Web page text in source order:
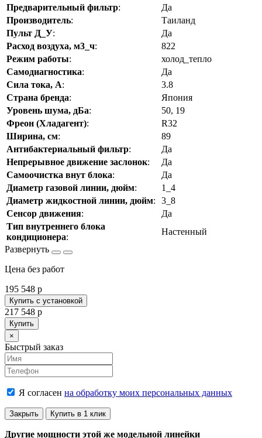
Предварительный фильтр:
Да
Производитель:
Таиланд
Пульт Д_У:
Да
Расход воздуха, м3_ч:
822
Режим работы:
холод_тепло
Самодиагностика:
Да
Сила тока, А:
3.8
Страна бренда:
Япония
Уровень шума, дБа:
50, 19
Фреон (Хладагент):
R32
Ширина, см:
89
Антибактериальный фильтр:
Да
Непрерывное движение заслонок:
Да
Самоочистка внут блока:
Да
Диаметр газовой линии, дюйм:
1_4
Диаметр жидкостной линии, дюйм:
3_8
Сенсор движения:
Да
Тип внутреннего блока
кондиционера:
Настенный
Цена без работ
195 548 p
Купить с установкой
217 548 p
Купить
×
Быстрый заказ
Я согласен на обработку моих персональных данных
Закрыть Купить в 1 клик
Другие мощности этой же модельной линейки